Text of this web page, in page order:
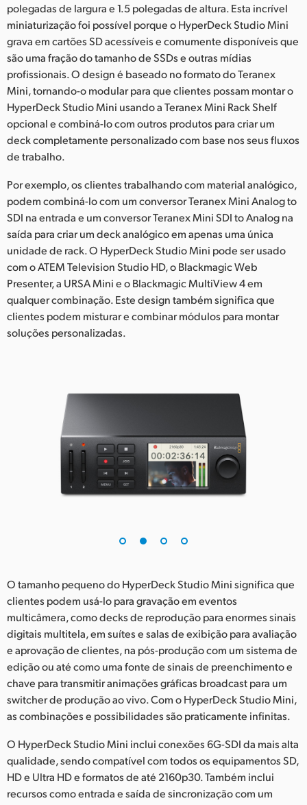
Singapore
South Africa
Spain
Sweden
Chinese Taipei
Turkey
UAE
Ukraine
United Kingdom
United States
polegadas de largura e 1.5 polegadas de altura. Esta incrível
miniaturização foi possível porque o HyperDeck Studio Mini
grava em cartões SD acessíveis e comumente disponíveis que
são uma fração do tamanho de SSDs e outras mídias
profissionais. O design é baseado no formato do Teranex
Mini, tornando-o modular para que clientes possam montar o
HyperDeck Studio Mini usando a Teranex Mini Rack Shelf
opcional e combiná-lo com outros produtos para criar um
deck completamente personalizado com base nos seus fluxos
de trabalho.
Por exemplo, os clientes trabalhando com material analógico,
podem combiná-lo com um conversor Teranex Mini Analog to
SDI na entrada e um conversor Teranex Mini SDI to Analog na
saída para criar um deck analógico em apenas uma única
unidade de rack. O HyperDeck Studio Mini pode ser usado
com o ATEM Television Studio HD, o Blackmagic Web
Presenter, a URSA Mini e o Blackmagic MultiView 4 em
qualquer combinação. Este design também significa que
clientes podem misturar e combinar módulos para montar
soluções personalizadas.
O tamanho pequeno do HyperDeck Studio Mini significa que
clientes podem usá-lo para gravação em eventos
multicâmera, como decks de reprodução para enormes sinais
digitais multitela, em suítes e salas de exibição para avaliação
e aprovação de clientes, na pós-produção com um sistema de
edição ou até como uma fonte de sinais de preenchimento e
chave para transmitir animações gráficas broadcast para um
switcher de produção ao vivo. Com o HyperDeck Studio Mini,
as combinações e possibilidades são praticamente infinitas.
O HyperDeck Studio Mini inclui conexões 6G-SDI da mais alta
qualidade, sendo compatível com todos os equipamentos SD,
HD e Ultra HD e formatos de até 2160p30. Também inclui
recursos como entrada e saída de sincronização com um